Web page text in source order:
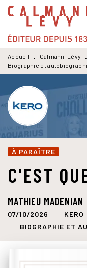
MENU
PIED DE PAGE
Accueil • Calmann-Lévy •
Biographie et
À PARAÎTRE
C'EST
MATHIEU MADENIAN
07/10/2026
KERO
BIOGRAPHIE ET